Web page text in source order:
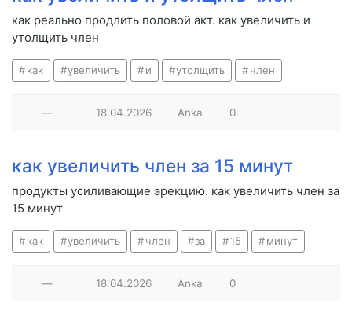
как реально продлить половой акт. как увеличить и
утолщить член
как увеличить и утолщить член
— 18.04.2026 Anka 0
как увеличить член за 15 минут
продукты усиливающие эрекцию. как увеличить член за
15 минут
как увеличить член за 15 минут
— 18.04.2026 Anka 0